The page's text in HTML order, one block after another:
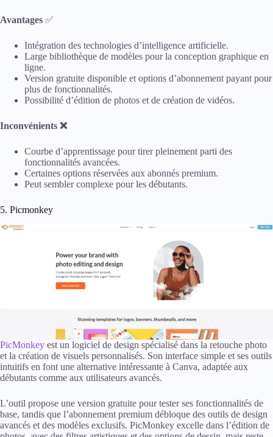
Avantages ✅
Intégration des technologies d’intelligence artificielle.
Large bibliothèque de modèles pour la conception graphique en
ligne.
Version gratuite disponible et options d’abonnement payant pour
plus de fonctionnalités.
Possibilité d’édition de photos et de création de vidéos.
Inconvénients ❌
Courbe d’apprentissage pour tirer pleinement parti des
fonctionnalités avancées.
Certaines options réservées aux abonnés premium.
Peut sembler complexe pour les débutants.
5. Picmonkey
PicMonkey est un logiciel de design spécialisé dans la retouche photo
et la création de visuels personnalisés. Son interface simple et ses outils
intuitifs en font une alternative intéressante à Canva, adaptée aux
débutants comme aux utilisateurs avancés.
L’outil propose une version gratuite pour tester ses fonctionnalités de
base, tandis que l’abonnement premium débloque des outils de design
avancés et des modèles exclusifs. PicMonkey excelle dans l’édition de